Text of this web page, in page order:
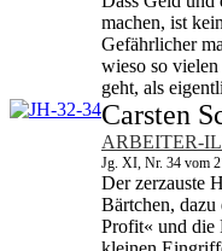
machen, ist
Gefährlicher
wieso so
geht, als
Carsten
ARBEITER-
Jg. XI, Nr. 34 vom
Der zerzauste
Bärtchen,
Profit« und die